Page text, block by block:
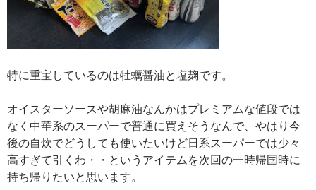
特に重宝しているのは牡蠣醤油と塩麹です。
オイスターソースや胡麻油なんかはプレミアムな値段では
なく中華系のスーパーで普通に買えそうなんで、やはり今
後の自炊でどうしても使いたいけど日系スーパーでは少々
高すぎて引くわ・・というアイテムを次回の一時帰国時に
持ち帰りたいと思います。